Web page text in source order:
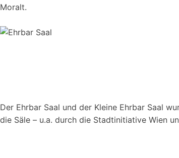
Moralt.
Der Ehrbar Saal und der Kleine Ehrbar Saal
die Säle – u.a. durch die Stadtinitiative Wien